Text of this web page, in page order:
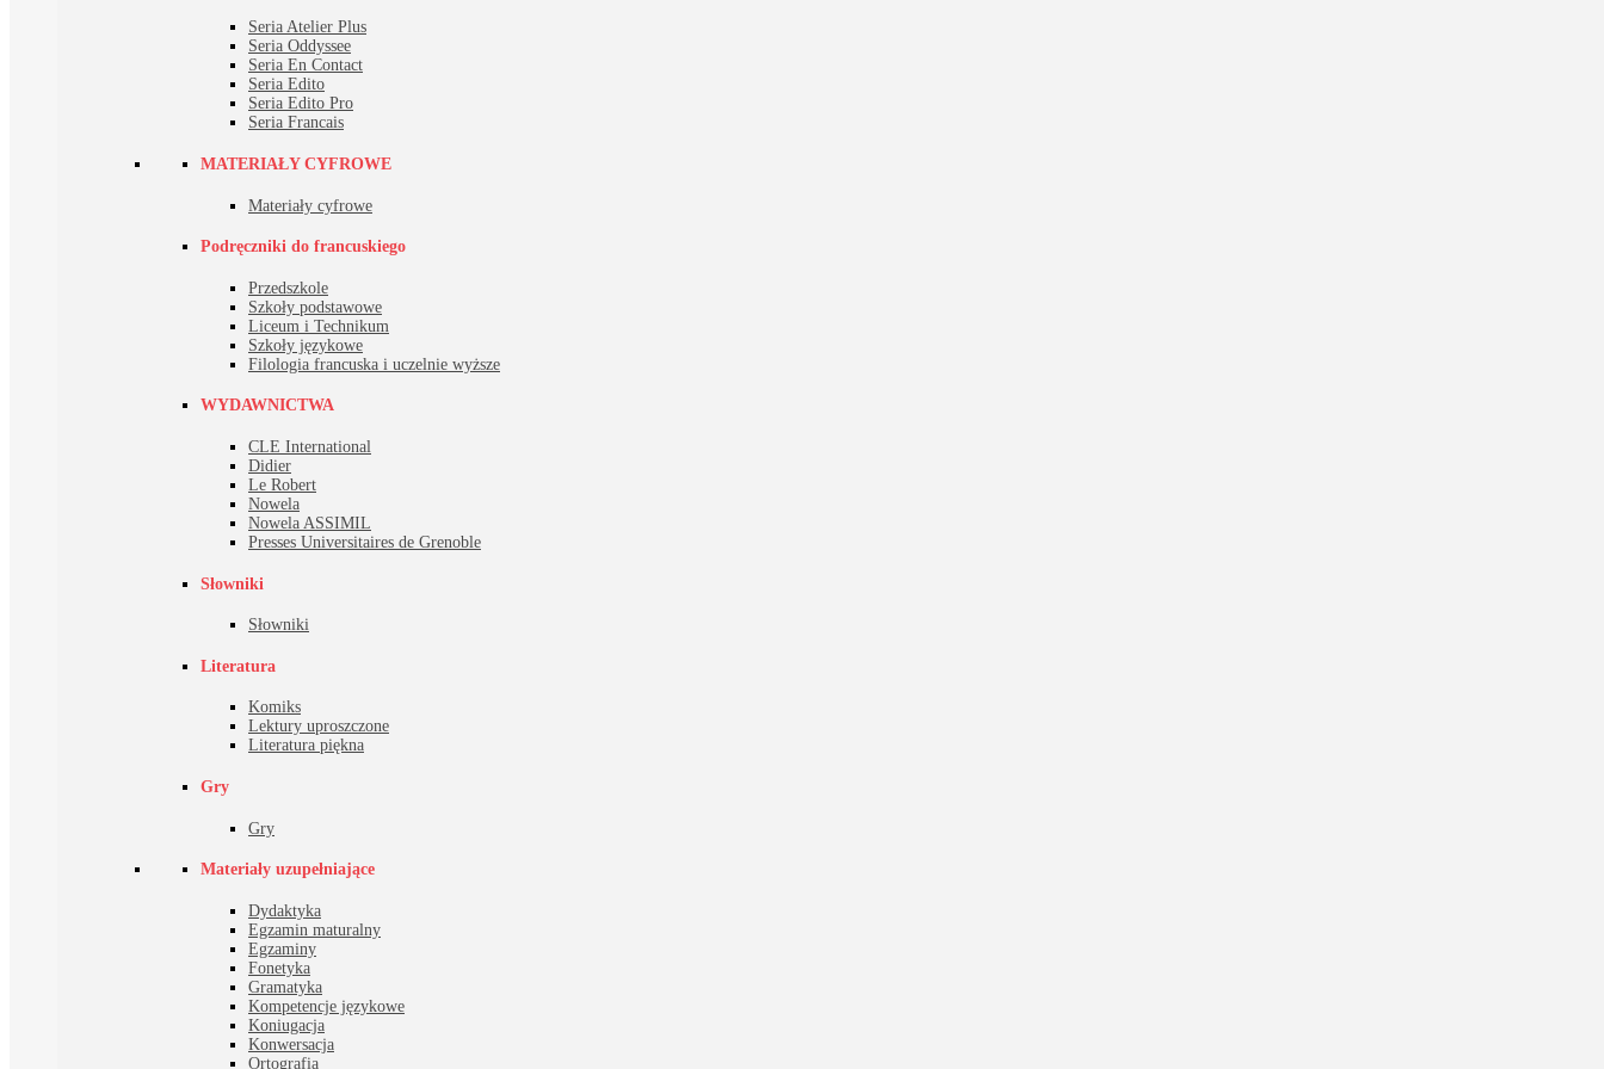
Seria Atelier Plus
Seria Oddyssee
Seria En Contact
Seria Edito
Seria Edito Pro
Seria Francais
MATERIAŁY CYFROWE
Materiały cyfrowe
Podręczniki do francuskiego
Przedszkole
Szkoły podstawowe
Liceum i Technikum
Szkoły językowe
Filologia francuska i uczelnie wyższe
WYDAWNICTWA
CLE International
Didier
Le Robert
Nowela
Nowela ASSIMIL
Presses Universitaires de Grenoble
Słowniki
Słowniki
Literatura
Komiks
Lektury uproszczone
Literatura piękna
Gry
Gry
Materiały uzupełniające
Dydaktyka
Egzamin maturalny
Egzaminy
Fonetyka
Gramatyka
Kompetencje językowe
Koniugacja
Konwersacja
Ortografia